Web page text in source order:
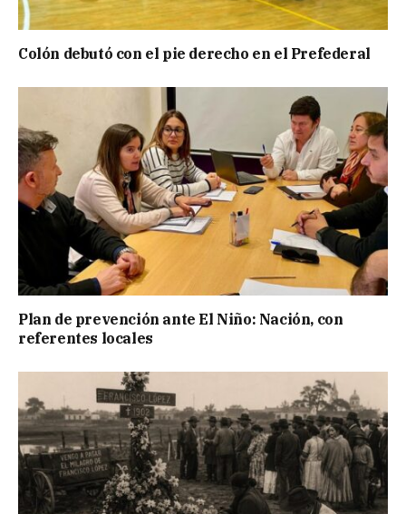
Colón debutó con el pie derecho en el Prefederal
Plan de prevención ante El Niño: Nación, con
referentes locales